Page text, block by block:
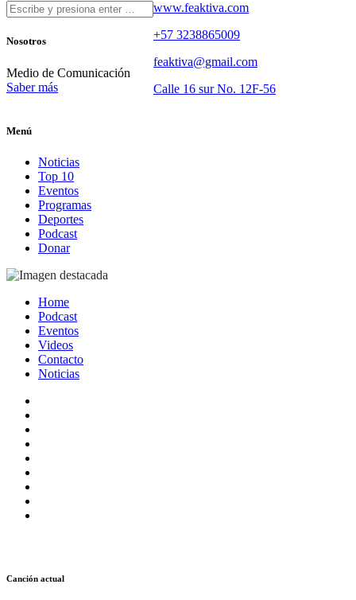
www.feaktiva.com
+57 3238865009
feaktiva@gmail.com
Calle 16 sur No. 12F-56
Nosotros
Medio de Comunicación
Saber más
Menú
Noticias
Top 10
Eventos
Programas
Deportes
Podcast
Donar
Home
Podcast
Eventos
Videos
Contacto
Noticias
Canción actual